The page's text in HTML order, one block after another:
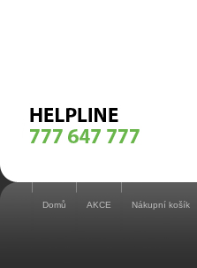
Domů AKCE Nákupní košík